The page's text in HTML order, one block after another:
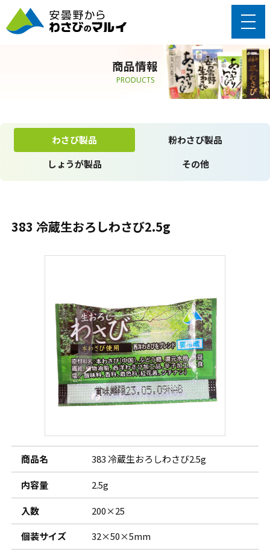
商品情報
PRODUCTS
わさび製品
粉わさび製品
しょうが製品
その他
383 冷蔵生おろしわさび2.5g
商品名 383 冷蔵生おろしわさび2.5g
内容量 2.5g
入数
200×25
個装サイズ
32×50×5mm